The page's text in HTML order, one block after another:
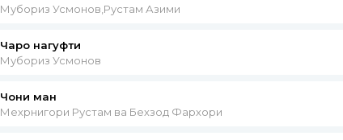
Мубориз Усмонов,Рустам Азими
Чаро нагуфти
Мубориз Усмонов
Чони ман
Мехрнигори Рустам ва Бехзод Фархори